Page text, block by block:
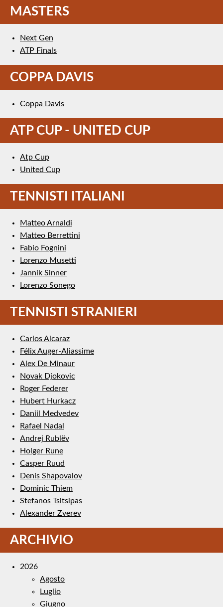
MASTERS
Next Gen
ATP Finals
COPPA DAVIS
Coppa Davis
ATP CUP - UNITED CUP
Atp Cup
United Cup
TENNISTI ITALIANI
Matteo Arnaldi
Matteo Berrettini
Fabio Fognini
Lorenzo Musetti
Jannik Sinner
Lorenzo Sonego
TENNISTI STRANIERI
Carlos Alcaraz
Félix Auger-Aliassime
Alex De Minaur
Novak Djokovic
Roger Federer
Hubert Hurkacz
Daniil Medvedev
Rafael Nadal
Andrej Rublëv
Holger Rune
Casper Ruud
Denis Shapovalov
Dominic Thiem
Stefanos Tsitsipas
Alexander Zverev
ARCHIVIO
2026
Agosto
Luglio
Giugno